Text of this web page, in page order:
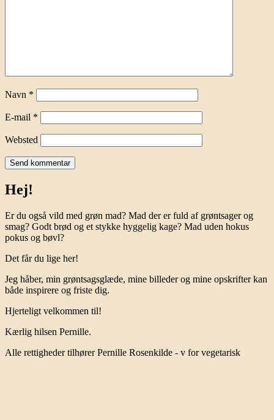
Navn *
E-mail *
Websted
Hej!
Er du også vild med grøn mad? Mad der er fuld af grøntsager og
smag? Godt brød og et stykke hyggelig kage? Mad uden hokus
pokus og bøvl?
Det får du lige her!
Jeg håber, min grøntsagsglæde, mine billeder og mine opskrifter kan
både inspirere og friste dig.
Hjerteligt velkommen til!
Kærlig hilsen Pernille.
Alle rettigheder tilhører Pernille Rosenkilde - v for vegetarisk